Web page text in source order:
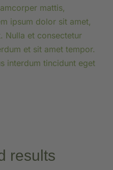
mattis,
ipsum dolor sit amet,
Nulla et consectetur
et sit amet tempor.
interdum tincidunt eget
results